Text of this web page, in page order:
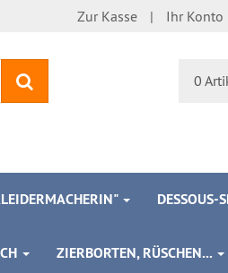
Zur Kasse Ihr Konto
0
DESSOUS-
ZIERBORTEN, RÜSCHEN...